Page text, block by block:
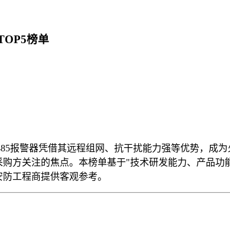
榜单
报警器凭借其远程组网、抗干扰能力强等优势，成
方关注的焦点。本榜单基于"技术研发能力、产品
工程商提供客观参考。